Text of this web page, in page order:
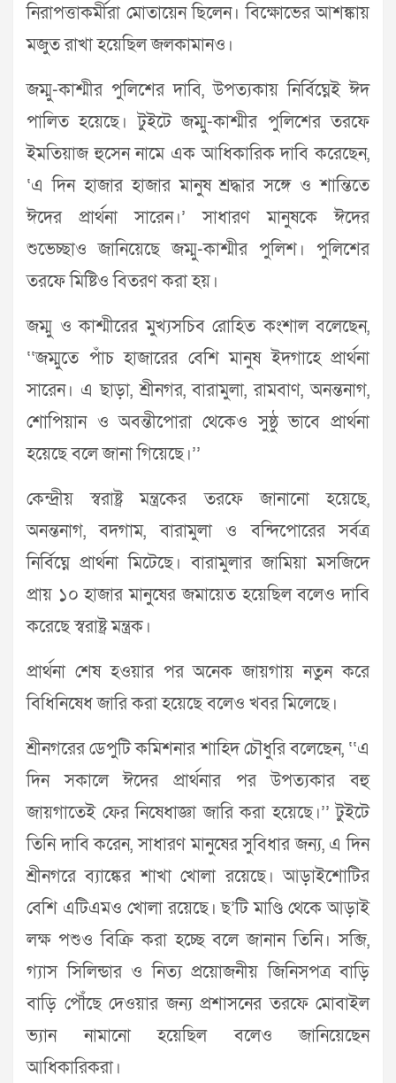
নিরাপত্তাকর্মীরা মোতায়েন ছিলেন। বিক্ষোভের আশঙ্কায়
মজুত রাখা হয়েছিল জলকামানও।
জম্মু-কাশ্মীর পুলিশের দাবি, উপত্যকায় নির্বিঘ্নেই ঈদ
পালিত হয়েছে। টুইটে জম্মু-কাশ্মীর পুলিশের তরফে
ইমতিয়াজ হুসেন নামে এক আধিকারিক দাবি করেছেন,
‘এ দিন হাজার হাজার মানুষ শ্রদ্ধার সঙ্গে ও শান্তিতে
ঈদের প্রার্থনা সারেন।’ সাধারণ মানুষকে ঈদের
শুভেচ্ছাও জানিয়েছে জম্মু-কাশ্মীর পুলিশ। পুলিশের
তরফে মিষ্টিও বিতরণ করা হয়।
জম্মু ও কাশ্মীরের মুখ্যসচিব রোহিত কংশাল বলেছেন,
‘‘জম্মুতে পাঁচ হাজারের বেশি মানুষ ইদগাহে প্রার্থনা
সারেন। এ ছাড়া, শ্রীনগর, বারামুলা, রামবাণ, অনন্তনাগ,
শোপিয়ান ও অবন্তীপোরা থেকেও সুষ্ঠু ভাবে প্রার্থনা
হয়েছে বলে জানা গিয়েছে।’’
কেন্দ্রীয় স্বরাষ্ট্র মন্ত্রকের তরফে জানানো হয়েছে,
অনন্তনাগ, বদগাম, বারামুলা ও বন্দিপোরের সর্বত্র
নির্বিঘ্নে প্রার্থনা মিটেছে। বারামুলার জামিয়া মসজিদে
প্রায় ১০ হাজার মানুষের জমায়েত হয়েছিল বলেও দাবি
করেছে স্বরাষ্ট্র মন্ত্রক।
প্রার্থনা শেষ হওয়ার পর অনেক জায়গায় নতুন করে
বিধিনিষেধ জারি করা হয়েছে বলেও খবর মিলেছে।
শ্রীনগরের ডেপুটি কমিশনার শাহিদ চৌধুরি বলেছেন, ‘‘এ
দিন সকালে ঈদের প্রার্থনার পর উপত্যকার বহু
জায়গাতেই ফের নিষেধাজ্ঞা জারি করা হয়েছে।’’ টুইটে
তিনি দাবি করেন, সাধারণ মানুষের সুবিধার জন্য, এ দিন
শ্রীনগরে ব্যাঙ্কের শাখা খোলা রয়েছে। আড়াইশোটির
বেশি এটিএমও খোলা রয়েছে। ছ’টি মাণ্ডি থেকে আড়াই
লক্ষ পশুও বিক্রি করা হচ্ছে বলে জানান তিনি। সব্জি,
গ্যাস সিলিন্ডার ও নিত্য প্রয়োজনীয় জিনিসপত্র বাড়ি
বাড়ি পৌঁছে দেওয়ার জন্য প্রশাসনের তরফে মোবাইল
ভ্যান নামানো হয়েছিল বলেও জানিয়েছেন
আধিকারিকরা।